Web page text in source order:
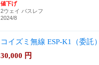
値下げ
2ウェイ バスレフ
2024/8
コイズミ無線 ESP-K1（委託）
30,000 円